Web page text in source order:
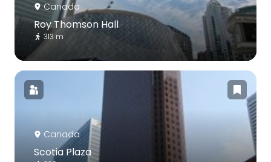
Canada
Roy Thomson Hall
313 m
Canada
Scotia Plaza